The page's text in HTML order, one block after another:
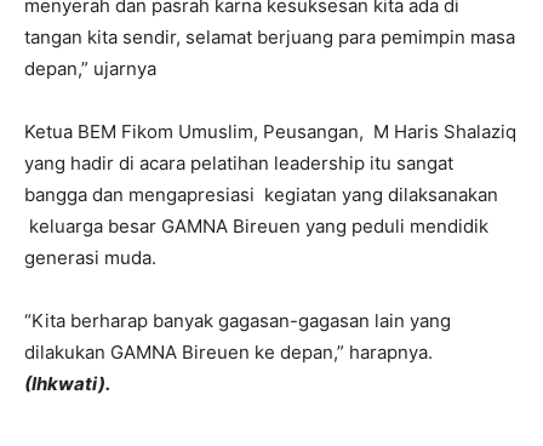
menyerah dan pasrah karna kesuksesan kita ada di
tangan kita sendir, selamat berjuang para pemimpin masa
depan,” ujarnya
Ketua BEM Fikom Umuslim, Peusangan, M Haris Shalaziq
yang hadir di acara pelatihan leadership itu sangat
bangga dan mengapresiasi kegiatan yang dilaksanakan
keluarga besar GAMNA Bireuen yang peduli mendidik
generasi muda.
“Kita berharap banyak gagasan-gagasan lain yang
dilakukan GAMNA Bireuen ke depan,” harapnya.
(Ihkwati).